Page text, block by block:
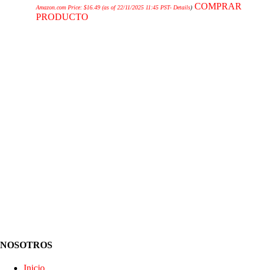
Amazon.com Price:$16.49 (as of 22/11/2025 11:45 PST- Details) COMPRAR
PRODUCTO
NOSOTROS
Inicio